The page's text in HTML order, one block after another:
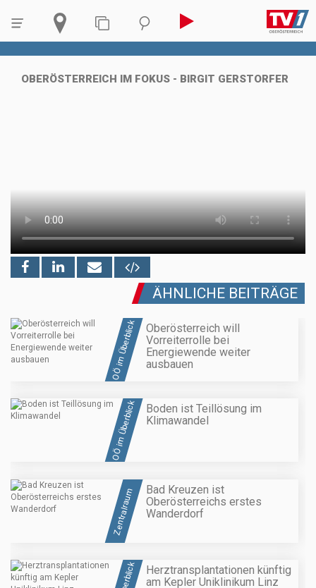
OBERÖSTERREICH IM FOKUS - BIRGIT GERSTORFER
ÄHNLICHE BEITRÄGE
OÖ im Überblick
Oberösterreich will
Vorreiterrolle bei
Energiewende weiter
ausbauen
OÖ im Überblick
Boden ist Teillösung im
Klimawandel
Zentralraum
Bad Kreuzen ist
Oberösterreichs erstes
Wanderdorf
Herztransplantationen künftig
am Kepler Uniklinikum Linz